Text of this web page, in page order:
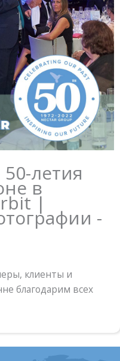
летия
в
|
-
клиенты и
благодарим всех